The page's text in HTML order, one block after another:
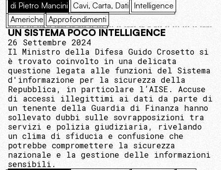
di Pietro Mancini Cavi, Carta, Dati Intelligence
Americhe Approfondimenti
UN SISTEMA POCO INTELLIGENCE
26 Settembre 2024
Il Ministro della Difesa Guido Crosetto si
è trovato coinvolto in una delicata
questione legata alle funzioni del Sistema
d'informazione per la sicurezza della
Repubblica, in particolare l’AISE. Accuse
di accessi illegittimi ai dati da parte di
un tenente della Guardia di Finanza hanno
sollevato dubbi sulle sovrapposizioni tra
servizi e polizia giudiziaria, rivelando
un clima di sfiducia e confusione che
potrebbe compromettere la sicurezza
nazionale e la gestione delle informazioni
sensibili.